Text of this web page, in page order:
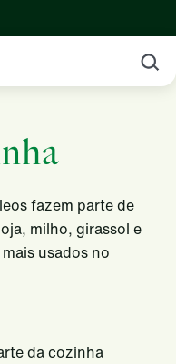
fazem parte de
milho, girassol e
usados no
da cozinha